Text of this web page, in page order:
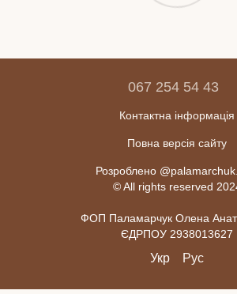
067 254 54 43
Контактна інформація
Повна версія сайту
Розроблено
© All rights reserved
ФОП Паламарчук Олена
ЄДРПОУ 2938013627
Укр Рус